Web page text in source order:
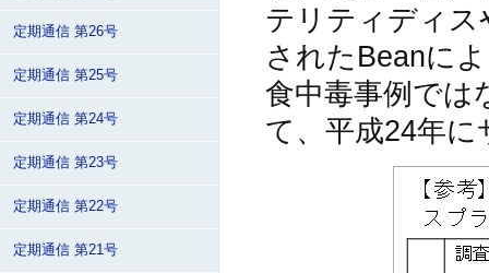
テリティディ
されたBeanに
食中毒事例では
て、平成24年
定期通信 第26号
定期通信 第25号
定期通信 第24号
定期通信 第23号
定期通信 第22号
定期通信 第21号